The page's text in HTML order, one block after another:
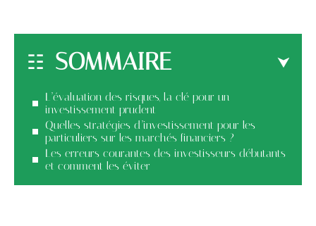
SOMMAIRE
L’évaluation des risques, la clé pour un
investissement prudent
Quelles stratégies d’investissement pour les
particuliers sur les marchés financiers ?
Les erreurs courantes des investisseurs débutants
et comment les éviter